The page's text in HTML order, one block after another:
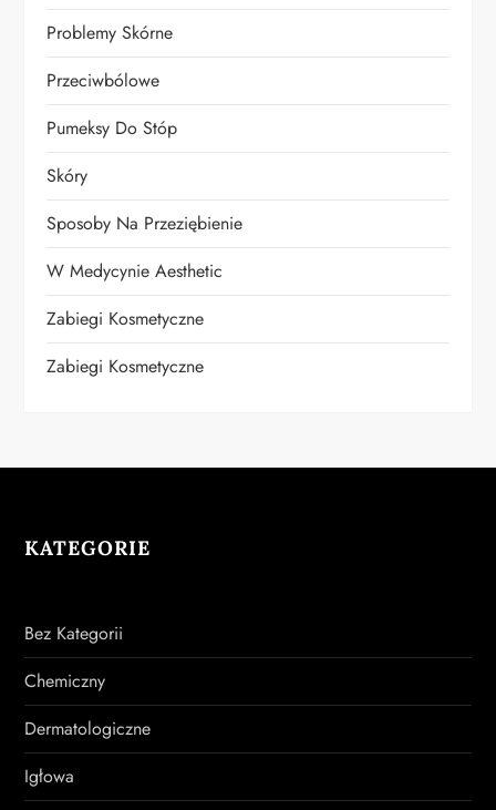
Problemy Skórne
Przeciwbólowe
Pumeksy Do Stóp
Skóry
Sposoby Na Przeziębienie
W Medycynie Aesthetic
Zabiegi Kosmetyczne
Zabiegi Kosmetyczne
KATEGORIE
Bez Kategorii
Chemiczny
Dermatologiczne
Igłowa